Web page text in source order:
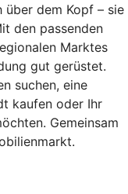
über dem Kopf – sie
den passenden
Marktes
gut gerüstet.
suchen, eine
kaufen oder Ihr
Gemeinsam